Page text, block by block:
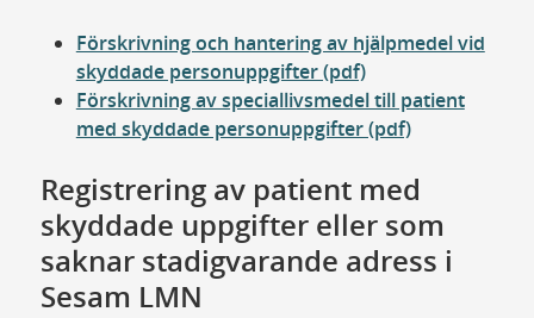
Förskrivning och hantering av hjälpmedel vid
skyddade personuppgifter (pdf)
Förskrivning av speciallivsmedel till patient
med skyddade personuppgifter (pdf)
Registrering av patient med
skyddade uppgifter eller som
saknar stadigvarande adress i
Sesam LMN